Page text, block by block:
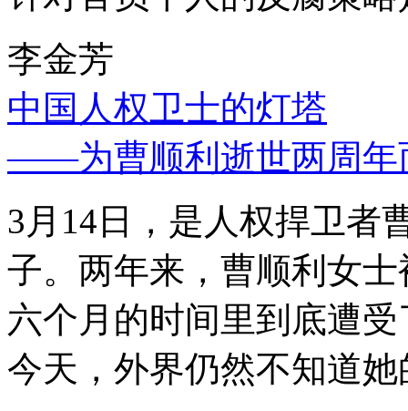
李金芳
中国人权卫士的灯塔
——为曹顺利逝世两周年
3月14日，是人权捍卫者
子。两年来，曹顺利女
六个月的时间里到底遭
今天，外界仍然不知道